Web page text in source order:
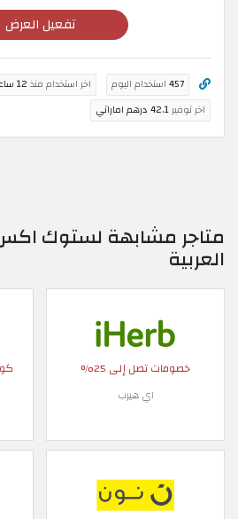
تفعيل العرض
457 استخدام اليوم اخر استخدام منذ 12 ساعة
اخر توفير42.1 درهم اماراتي
متاجر مشابهة لستوك
العربية
خصومات تصل إلى 25%
اي هيرب
كود